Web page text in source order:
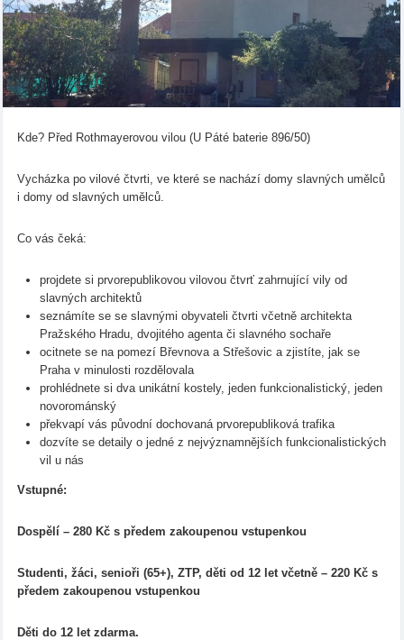
Kde? Před Rothmayerovou vilou (U Páté baterie 896/50)
Vycházka po vilové čtvrti, ve které se nachází domy slavných umělců
i domy od slavných umělců.
Co vás čeká:
projdete si prvorepublikovou vilovou čtvrť zahrnující vily od
slavných architektů
seznámíte se se slavnými obyvateli čtvrti včetně architekta
Pražského Hradu, dvojitého agenta či slavného sochaře
ocitnete se na pomezí Břevnova a Střešovic a zjistíte, jak se
Praha v minulosti rozdělovala
prohlédnete si dva unikátní kostely, jeden funkcionalistický, jeden
novorománský
překvapí vás původní dochovaná prvorepubliková trafika
dozvíte se detaily o jedné z nejvýznamnějších funkcionalistických
vil u nás
Vstupné:
Dospělí – 280 Kč s předem zakoupenou vstupenkou
Studenti, žáci, senioři (65+), ZTP, děti od 12 let včetně – 220 Kč s
předem zakoupenou vstupenkou
Děti do 12 let zdarma.